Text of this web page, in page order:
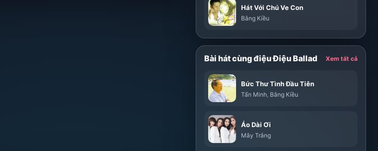
Hát Với Chú Ve Con
Bằng Kiều
Bài hát cùng điệu Điệu Ballad Xem tất cả
Bức Thư Tình Đầu Tiên
Tấn Minh, Bằng Kiều
Áo Dài Ơi
Mây Trắng